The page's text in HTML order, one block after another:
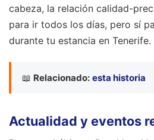
cabeza, la relación calidad-
para ir todos los días, pero sí
durante tu estancia en Tenerife.
📖 Relacionado: esta historia
Actualidad y eventos